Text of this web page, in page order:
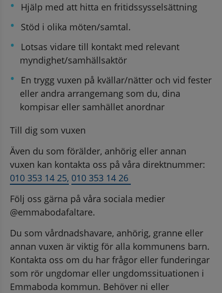
Hjälp med att hitta en fritidssysselsättning
Stöd i olika möten/samtal.
Lotsas vidare till kontakt med relevant
myndighet/samhällsaktör
En trygg vuxen på kvällar/nätter och vid fester
eller andra arrangemang som du, dina
kompisar eller samhället anordnar
Till dig som vuxen
Även du som förälder, anhörig eller annan
010 353 14 25, 010 353 14 26
Följ oss gärna på våra sociala medier
@emmabodafaltare.
Du som vårdnadshavare, anhörig, granne eller
annan vuxen är viktig för alla kommunens barn.
Kontakta oss om du har frågor eller funderingar
som rör ungdomar eller ungdomssituationen i
Emmaboda kommun. Behöver ni eller